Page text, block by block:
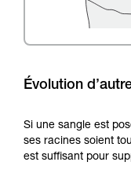
Évolution
Si une sangle est
ses racines soient
est suffisant pour